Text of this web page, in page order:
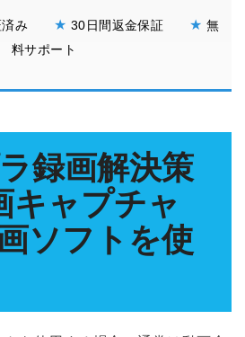
証済み ★ 30日間返金保証 ★ 無
料サポート
録画解決策
キャプチャ
ソフトを使